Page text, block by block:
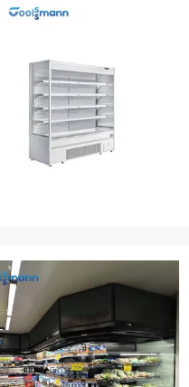
αγγλικής.Τα αγαθά μας
και αποστέλλονται άμεσα
καλά συσκευασμένα και
με τέλεια λειτουργία..